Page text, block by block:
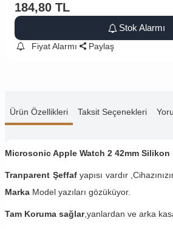
184,80 TL
Stok Alarmı
Fiyat Alarmı Paylaş
Ürün Özellikleri Taksit Seçenekleri
Microsonic Apple Watch 2 42mm Silikon
Tranparent Şeffafyapısı vardır
Marka Model yazıları gözüküyor.
Tam Koruma sağlar,yanlardan ve arka